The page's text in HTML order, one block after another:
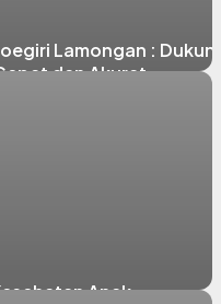
Lamongan :
dan Akurat
Anak